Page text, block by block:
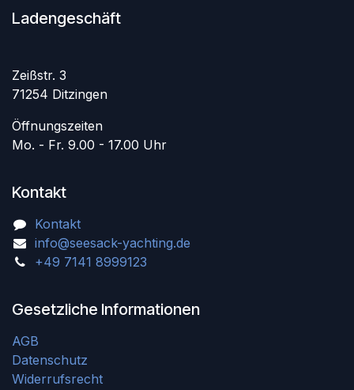
Ladengeschäft
Zeißstr. 3
71254 Ditzingen
Öffnungszeiten
Mo. - Fr. 9.00 - 17.00 Uhr
Kontakt
Kontakt
info@seesack-yachting.de
+49 7141 8999123
Gesetzliche Informationen
AGB
Datenschutz
Widerrufsrecht